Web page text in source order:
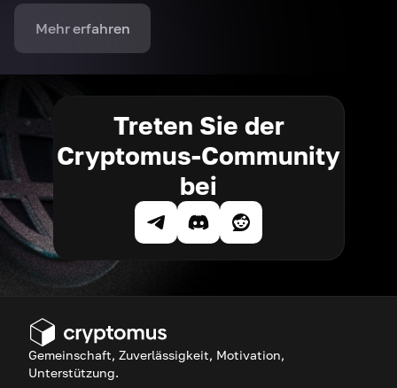
Mehr erfahren
Treten Sie der
Cryptomus-Community
bei
Gemeinschaft, Zuverlässigkeit, Motivation,
Unterstützung.